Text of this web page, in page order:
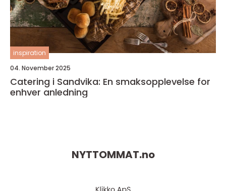
inspiration
04. November 2025
Catering i Sandvika: En smaksopplevelse for
enhver anledning
NYTTOMMAT.no